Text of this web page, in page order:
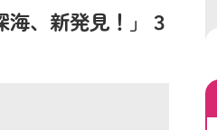
、新発見！」３